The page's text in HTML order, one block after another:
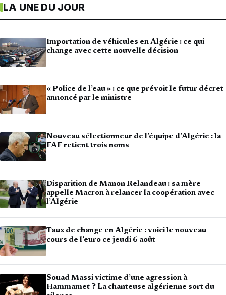
LA UNE DU JOUR
Importation de véhicules en Algérie : ce qui
change avec cette nouvelle décision
« Police de l’eau » : ce que prévoit le futur décret
annoncé par le ministre
Nouveau sélectionneur de l’équipe d’Algérie : la
FAF retient trois noms
Disparition de Manon Relandeau : sa mère
appelle Macron à relancer la coopération avec
l’Algérie
Taux de change en Algérie : voici le nouveau
cours de l’euro ce jeudi 6 août
Souad Massi victime d’une agression à
Hammamet ? La chanteuse algérienne sort du